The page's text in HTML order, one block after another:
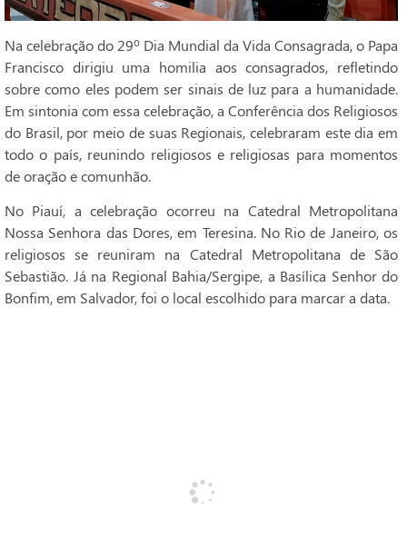
Na celebração do 29º Dia Mundial da Vida Consagrada, o Papa
Francisco dirigiu uma homilia aos consagrados, refletindo
sobre como eles podem ser sinais de luz para a humanidade.
Em sintonia com essa celebração, a Conferência dos Religiosos
do Brasil, por meio de suas Regionais, celebraram este dia em
todo o país, reunindo religiosos e religiosas para momentos
de oração e comunhão.
No Piauí, a celebração ocorreu na Catedral Metropolitana
Nossa Senhora das Dores, em Teresina. No Rio de Janeiro, os
religiosos se reuniram na Catedral Metropolitana de São
Sebastião. Já na Regional Bahia/Sergipe, a Basílica Senhor do
Bonfim, em Salvador, foi o local escolhido para marcar a data.